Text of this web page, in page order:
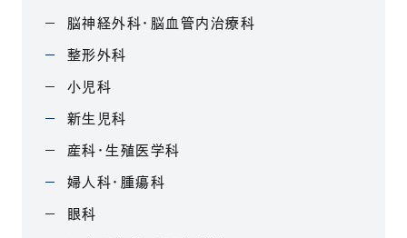
脳神経外科・脳血管内治療科
整形外科
小児科
新生児科
産科・生殖医学科
婦人科・腫瘍科
眼科